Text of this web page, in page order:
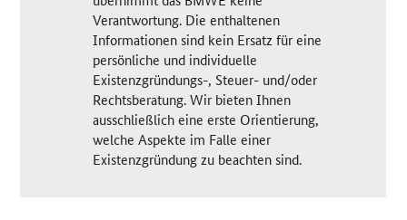
Verantwortung. Die enthaltenen
Informationen sind kein Ersatz für eine
persönliche und individuelle
Existenzgründungs-, Steuer- und/oder
Rechtsberatung. Wir bieten Ihnen
ausschließlich eine erste Orientierung,
welche Aspekte im Falle einer
Existenzgründung zu beachten sind.